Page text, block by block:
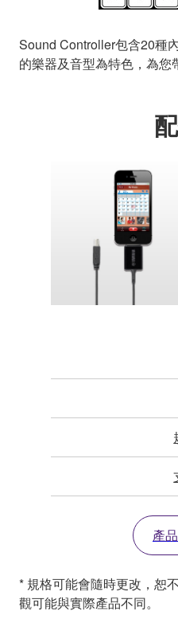
Sound Controller包含20種
的樂器及音型為特色，為您
產
* 規格可能會隨時更改，恕
觀可能與實際產品不同。